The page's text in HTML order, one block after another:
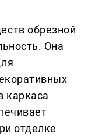
обрезной
Она
каркаса
отделке